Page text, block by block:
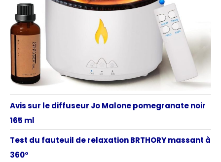
Avis sur le diffuseur Jo Malone pomegranate noir
165 ml
Test du fauteuil de relaxation BRTHORY massant à
360°